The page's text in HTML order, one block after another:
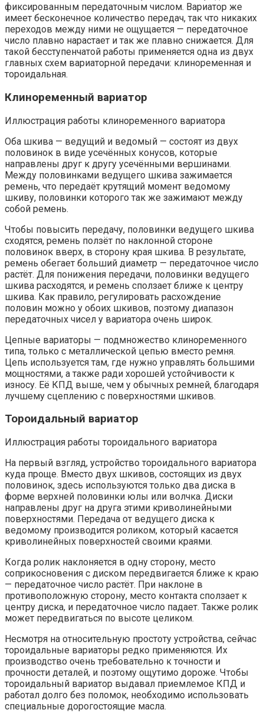
фиксированным передаточным числом. Вариатор же
имеет бесконечное количество передач, так что никаких
переходов между ними не ощущается — передаточное
число плавно нарастает и так же плавно снижается. Для
такой бесступенчатой работы применяется одна из двух
главных схем вариаторной передачи: клиноременная и
тороидальная.
Клиноременный вариатор
Иллюстрация работы клиноременного вариатора
Оба шкива — ведущий и ведомый — состоят из двух
половинок в виде усечённых конусов, которые
направлены друг к другу усечёнными вершинами.
Между половинками ведущего шкива зажимается
ремень, что передаёт крутящий момент ведомому
шкиву, половинки которого так же зажимают между
собой ремень.
Чтобы повысить передачу, половинки ведущего шкива
сходятся, ремень ползёт по наклонной стороне
половинок вверх, в сторону края шкива. В результате,
ремень обегает больший диаметр — передаточное число
растёт. Для понижения передачи, половинки ведущего
шкива расходятся, и ремень сползает ближе к центру
шкива. Как правило, регулировать расхождение
половин можно у обоих шкивов, поэтому диапазон
передаточных чисел у вариатора очень широк.
Цепные вариаторы — подмножество клиноременного
типа, только с металлической цепью вместо ремня.
Цепь используется там, где нужно управлять большими
мощностями, а также ради хорошей устойчивости к
износу. Её КПД выше, чем у обычных ремней, благодаря
лучшему сцеплению с поверхностями шкивов.
Тороидальный вариатор
Иллюстрация работы тороидального вариатора
На первый взгляд, устройство тороидального вариатора
куда проще. Вместо двух шкивов, состоящих из двух
половинок, здесь используются только два диска в
форме верхней половинки юлы или волчка. Диски
направлены друг на друга этими криволинейными
поверхностями. Передача от ведущего диска к
ведомому производится роликом, который касается
криволинейных поверхностей своими краями.
Когда ролик наклоняется в одну сторону, место
соприкосновения с диском передвигается ближе к краю
— передаточное число растёт. При наклоне в
противоположную сторону, место контакта сползает к
центру диска, и передаточное число падает. Также ролик
может передвигаться по высоте целиком.
Несмотря на относительную простоту устройства, сейчас
тороидальные вариаторы редко применяются. Их
производство очень требовательно к точности и
прочности деталей, и поэтому ощутимо дороже. Чтобы
тороидальный вариатор выдавал приемлемое КПД и
работал долго без поломок, необходимо использовать
специальные дорогостоящие масла.